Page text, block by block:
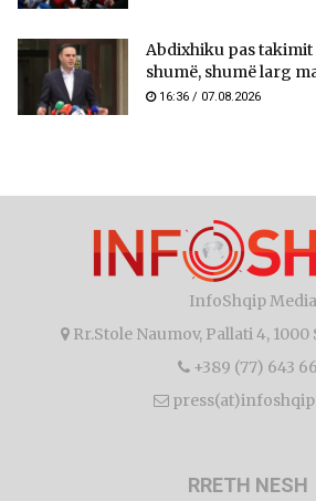
Abdixhiku pas
shumë, shumë larg
16:36 / 07.08.2026
InfoShqip Media
Rr.Stole Naumov, Pallati 4,
+389 (77) 643
RRETH NESH